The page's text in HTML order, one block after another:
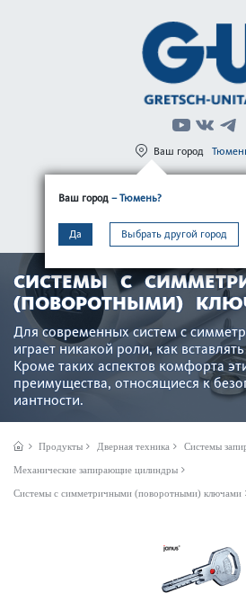
Ваш город – Тюмень?
Да Выбрать другой город
Ваш город
МЕНЮ
СИСТЕМЫ С
(ПОВОРОТНЫМИ)
Для современных систем с
играет ник­акой роли, как
Кроме таких аспектов комфорта
преимущества, относящиеся к
иантности.
Продукты Дверная техника Системы
Механические запирающие цилиндры
Системы с симметричными (поворотными) ключами